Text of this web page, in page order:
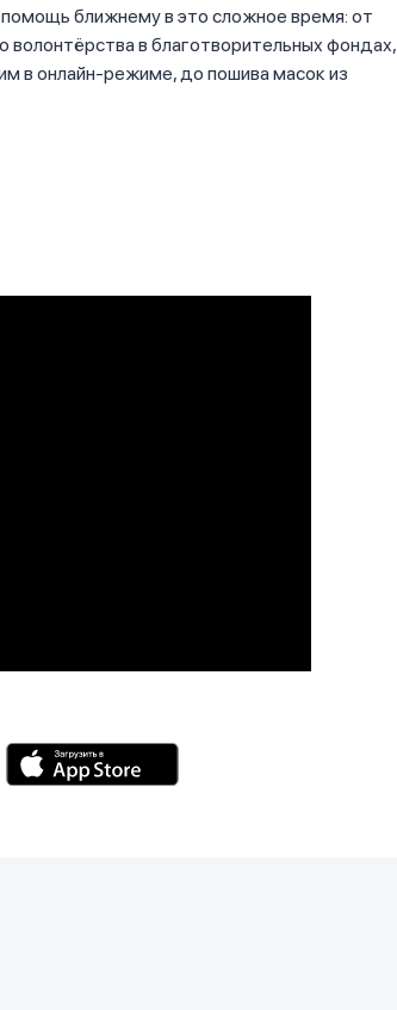
ближнему в это сложное время: от
в благотворительных фондах,
в онлайн-режиме, до пошива масок из